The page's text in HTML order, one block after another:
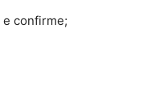
e confirme;